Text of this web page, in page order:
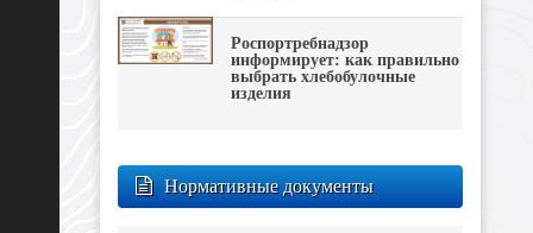
Роспортребнадзор
информирует: как правильно
выбрать хлебобулочные
изделия
Нормативные документы